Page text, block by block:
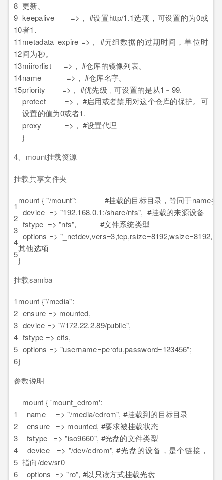
8
9
10
11
12
13
14
15
更新。
keepalive => , #设置http/1.1选项，可设置的为0或
者1.
metadata_expire => , #元组数据的过期时间，单位时
间为秒。
miirorlist => , #仓库的镜像列表。
name => , #仓库名字。
priority => , #优先级，可设置的是从1－99.
protect => , #启用或者禁用对这个仓库的保护。可
设置的值为0或者1.
proxy => , #设置代理
}
4、mount挂载资源
挂载共享文件夹
1
2
3
4
5
mount { "/mount": #挂载的目标目录，等同于name参
device => "192.168.0.1:/share/nfs", #挂载的来源设备
fstype => "nfs", #文件系统类型
options =>
其他选项
}
挂载samba
1
2
3
4
5
6
mount {"/media":
ensure => mounted,
device => "//172.22.2.89/public",
fstype => cifs,
options => "username=perofu,password=123456";
}
参数说明
1
2
3
4
5
6
mount { 'mount_cdrom':
name => "/media/cdrom", #挂载到的目标目录
ensure => mounted, #要求被挂载状态
fstype => "iso9660", #光盘的文件类型
device => "/dev/cdrom", #光盘的设备，是个链接，
指向/dev/sr0
options => "ro", #以只读方式挂载光盘